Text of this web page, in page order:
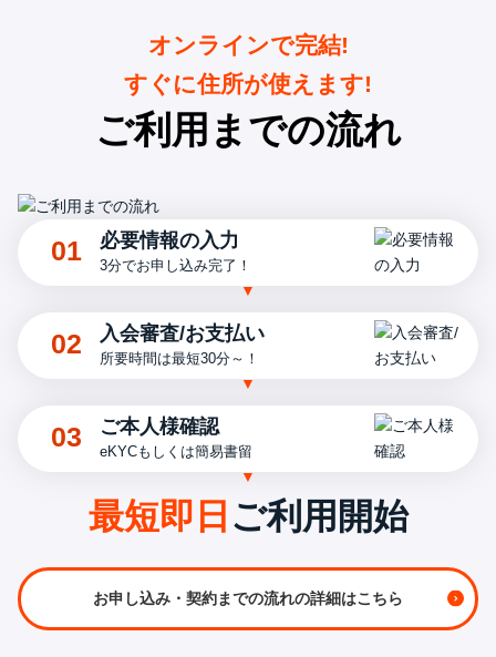
オンラインで完結!
すぐに住所が使えます!
ご利用までの流れ
01 必要情報の入力
3分でお申し込み完了！
02 入会審査/お支払い
所要時間は最短30分～！
03 ご本人様確認
eKYCもしくは簡易書留
最短即日 ご利用開始
お申し込み・契約までの流れの詳細はこちら